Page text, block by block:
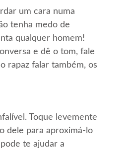
um cara numa
tenha medo de
qualquer homem!
e dê o tom, fale
rapaz falar também, os
Toque levemente
dele para aproximá-lo
te ajudar a